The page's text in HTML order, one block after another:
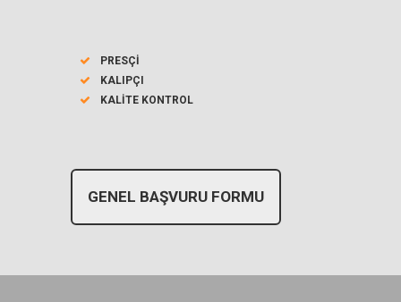
PRESÇI
KALIPÇI
KALITE KONTROL
GENEL BAŞVURU FORMU